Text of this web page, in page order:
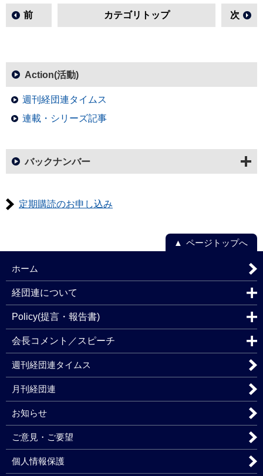
前 カテゴリトップ 次
Action(活動)
週刊経団連タイムス
連載・シリーズ記事
バックナンバー
定期購読のお申し込み
ページトップへ
ホーム
経団連について
Policy(提言・報告書)
会長コメント／スピーチ
週刊経団連タイムス
月刊経団連
お知らせ
ご意見・ご要望
個人情報保護